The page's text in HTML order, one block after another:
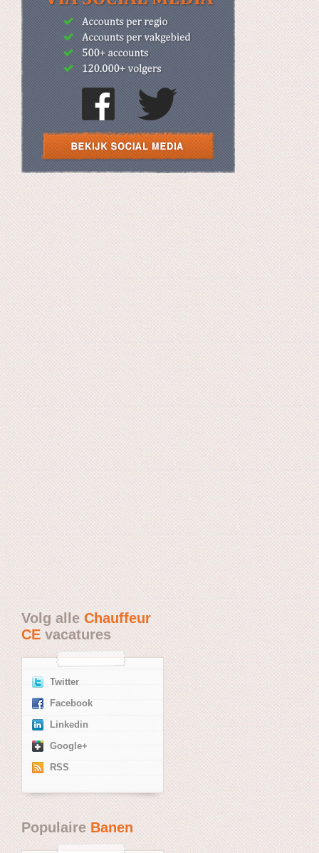
Volg alleChauffeur
CEvacatures
Twitter
Facebook
Linkedin
Google+
RSS
PopulaireBanen